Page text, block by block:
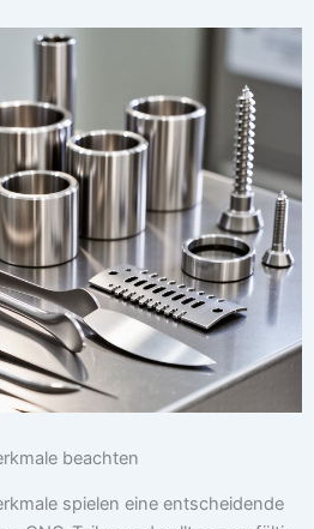
beachten
spielen eine entscheidende